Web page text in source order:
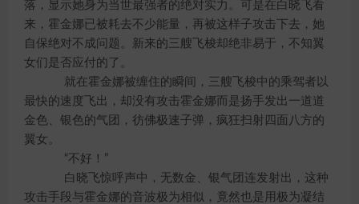
落，显示她身为当世最强者的绝对实力。可是在白晓飞看
来，霍金娜已被耗去不少能量，再被这样子攻击下去，她
自保绝对不成问题。新来的三艘飞梭却绝非易于，不知翼
女们是否应付的了。
就在霍金娜被缠住的瞬间，三艘飞梭中的乘驾者以
最快的速度飞出，却没有攻击霍金娜而是扬手发出一道道
金色、银色的气团，彷佛极速子弹，疯狂扫射四面八方的
翼女。
“不好！”
白晓飞惊呼声中，无数金、银气团连发射出，这种
攻击手段与霍金娜的音波极为相似，竟然也是用极为凝结